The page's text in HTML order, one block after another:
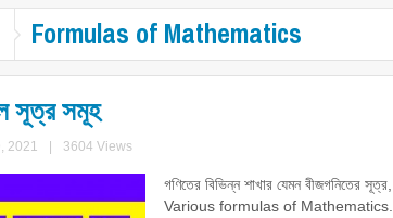
Formulas of Mathematics
সূত্র সমূহ
2021 3604 Views
গণিতের বিভিন্ন শাখার যেমন বীজগনিতের
Various formulas of Mathematics.